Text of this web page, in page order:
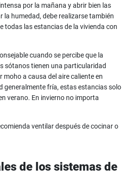
por la mañana y abrir bien las
la humedad, debe realizarse también
todas las estancias de la vivienda con
cuando se percibe que la
sótanos tienen una particularidad
moho a causa del aire caliente en
generalmente fría, estas estancias solo
verano. En invierno no importa
ventilar después de cocinar o
de los sistemas de